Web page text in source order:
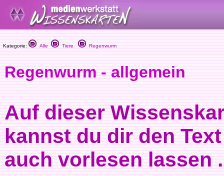
Kategorie: Alle Tiere Regenwurm
Regenwurm - allgemein
Auf dieser
kannst du dir den Text
auch vorlesen lassen